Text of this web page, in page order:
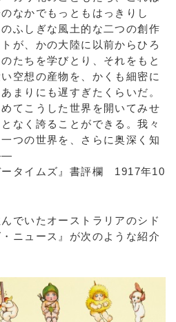
なかでもっともはっきりし
ふしぎな風土的な二つの創作
が、かの大陸に以前からひろ
たちを学びとり、それをもと
空想の産物を、かくも細密に
まりにも遅すぎたくらいだ。
てこうした世界を開いてみせ
なく誇ることができる。我々
つの世界を、さらに奥深く知
イムズ』書評欄 1917年10
でいたオーストラリアのシド
ニュース』が次のような紹介